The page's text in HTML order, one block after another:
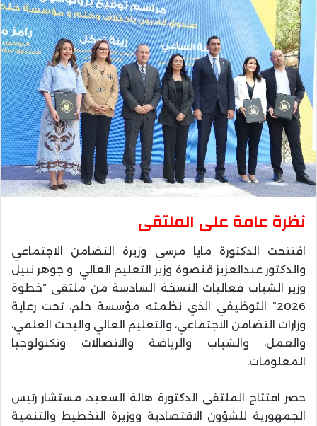
نظرة عامة على الملتقى
افتتحت الدكتورة مايا مرسي وزيرة التضامن الاجتماعي
والدكتور عبدالعزيز قنصوة وزير التعليم العالي و جوهر نبيل
وزير الشباب فعاليات النسخة السادسة من ملتقى “خطوة
2026” التوظيفي الذي نظمته مؤسسة حلم، تحت رعاية
وزارات التضامن الاجتماعي، والتعليم العالي والبحث العلمي،
والعمل، والشباب والرياضة والاتصالات وتكنولوجيا
المعلومات.
حضر افتتاح الملتقى الدكتورة هالة السعيد، مستشار رئيس
الجمهورية للشؤون الاقتصادية ووزيرة التخطيط والتنمية